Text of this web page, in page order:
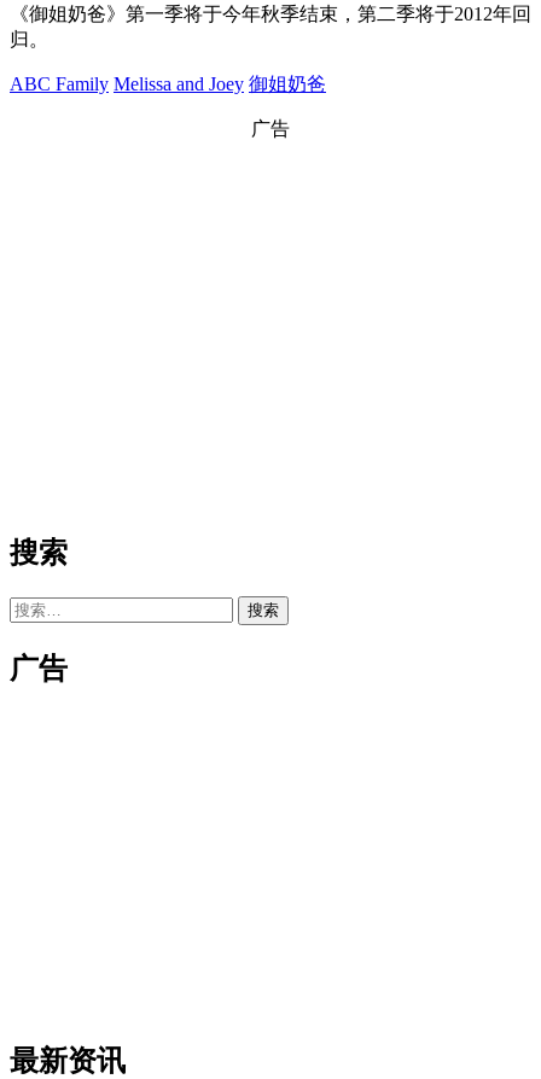
《御姐奶爸》第一季将于今年秋季结束，第二季将于2012年回
归。
ABC Family Melissa and Joey 御姐奶爸
广告
搜索
搜
广告
最新资讯